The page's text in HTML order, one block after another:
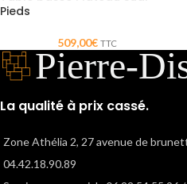
Pieds
509,00€ TTC
La qualité à prix cassé.
Zone Athélia 2, 27 avenue de
04.42.18.90.89